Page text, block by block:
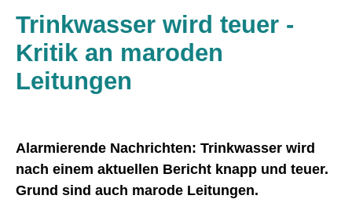
Trinkwasser wird teuer -
Kritik an maroden
Leitungen
Alarmierende Nachrichten: Trinkwasser wird
nach einem aktuellen Bericht knapp und teuer.
Grund sind auch marode Leitungen.